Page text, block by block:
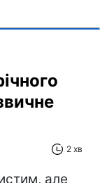
2 хв
але